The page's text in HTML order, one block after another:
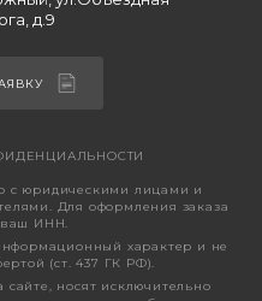
д.9
с юридическими лицами и
Для оформления заказа
ваш ИНН.
характер и не
(ст. 437 ГК РФ).
носят исключительно